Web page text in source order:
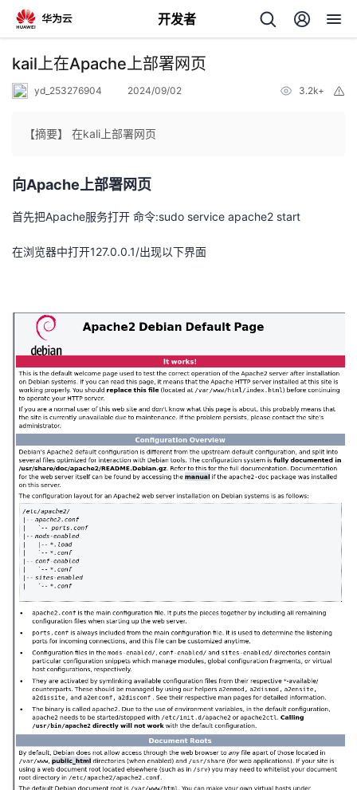
开发者
返
个
发
者
我
的
博
客
我
的
论
坛
我
的
圈
子
我
的
直
播
我
的
活
动
我
的
关
注
我
开
发
的
Programs
我
的
kail上在Apache上部署网页
yd_253276904 2024/09/02 3.2k+
【摘要】 在kali上部署网页
向Apache 上部署网页
首先把Apache服务打开 命令:sudo service apache2 start
在浏览器中打开127.0.0.1/出现以下界面